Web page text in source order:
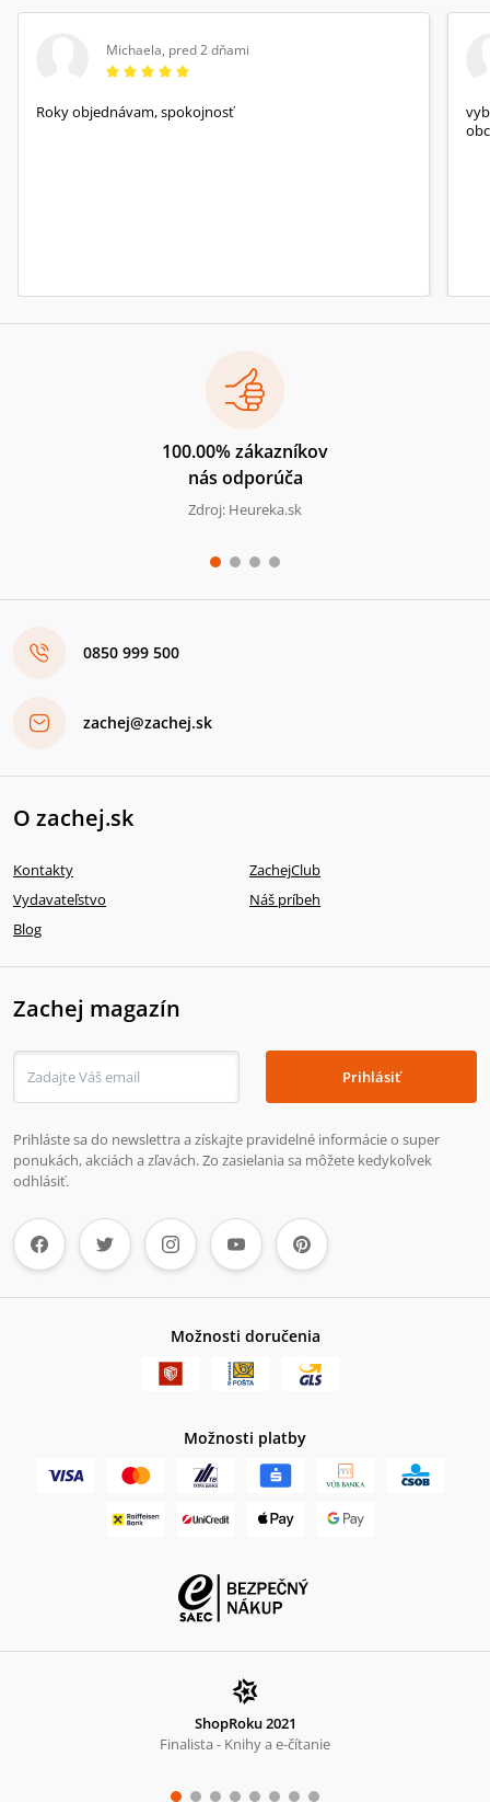
Michaela, pred 2 dňami
Roky objednávam, spokojnosť
100.00% zákazníkov
nás odporúča
Zdroj: Heureka.sk
0850 999 500
zachej@zachej.sk
O zachej.sk
Kontakty
ZachejClub
Vydavateľstvo
Náš príbeh
Blog
Zachej magazín
Prihlásiť
Prihláste sa do newslettra a získajte pravidelné informácie o super
ponukách, akciách a zľavách. Zo zasielania sa môžete kedykoľvek
odhlásiť.
Možnosti doručenia
Možnosti platby
ShopRoku 2021
Finalista - Knihy a e-čítanie